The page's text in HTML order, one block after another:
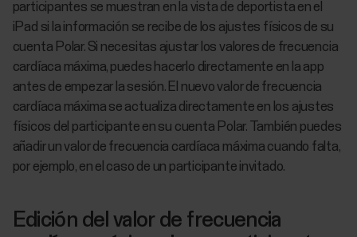
participantes se muestran en la vista de deportista en el
iPad si la información se recibe de los ajustes físicos de su
cuenta Polar. Si necesitas ajustar los valores de frecuencia
cardíaca máxima, puedes hacerlo directamente en la app
antes de empezar la sesión. El nuevo valor de frecuencia
cardíaca máxima se actualiza directamente en los ajustes
físicos del participante en su cuenta Polar. También puedes
añadir un valor de frecuencia cardíaca máxima cuando falta,
por ejemplo, en el caso de un participante invitado.
Edición del valor de frecuencia